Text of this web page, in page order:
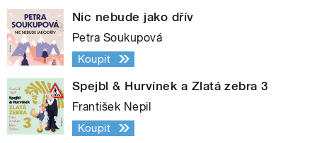
Nic nebude jako dřív
Petra Soukupová
Koupit
Spejbl & Hurvínek a Zlatá zebra 3
František Nepil
Koupit